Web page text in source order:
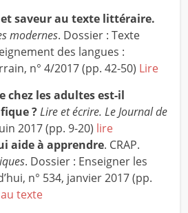
saveur au texte littéraire.
modernes. Dossier : Texte
des langues :
n° 4/2017 (pp. 42-50) Lire
chez les adultes est-il
?Lire et écrire. Le Journal de
2017 (pp. 9-20) lire
aide à apprendre. CRAP.
. Dossier : Enseigner les
n° 534, janvier 2017 (pp.
texte